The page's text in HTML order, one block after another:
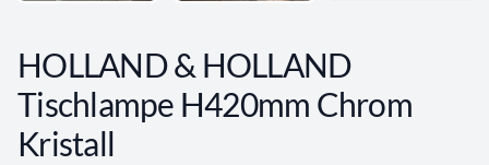
HOLLAND & HOLLAND
Tischlampe H420mm Chrom
Kristall